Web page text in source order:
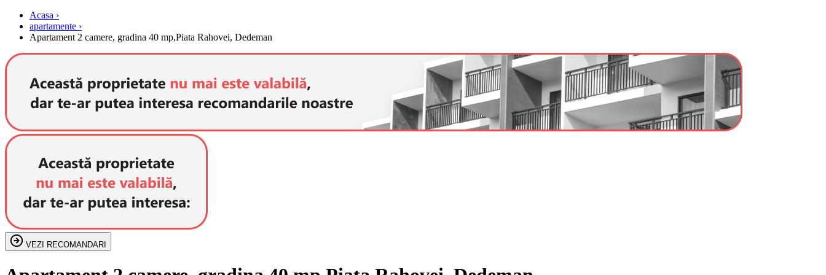
Acasa ›
apartamente ›
Apartament 2 camere, gradina 40 mp,Piata Rahovei, Dedeman
VEZI RECOMANDARI